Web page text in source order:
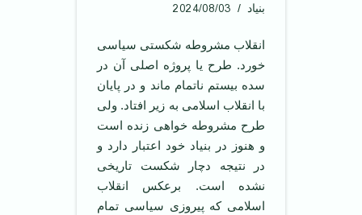
بنیاد 2024/08/03
انقلاب مشروطه شکستی سیاسی
خورد. طرح یا پروژه اصلی آن در
سده بیستم ناتمام ماند و در پایان
با انقلاب اسلامی ‌به زیر افتاد. ولی
طرح مشروطه خواهی زنده است
و هنوز در بنیاد خود اعتبار دارد و
در نتیجه دچار شکست تاریخی
نشده است. برعکس انقلاب
اسلامی‌ که پیروزی سیاسی تمام